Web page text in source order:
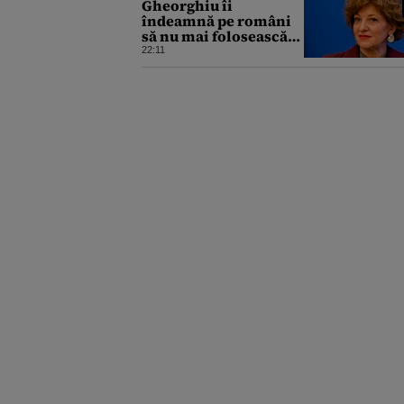
Gheorghiu îi
îndeamnă pe români
să nu mai folosească
mașinile de spălat și
22:11